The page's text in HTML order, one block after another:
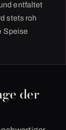
entfaltet
stets roh
Speise
der